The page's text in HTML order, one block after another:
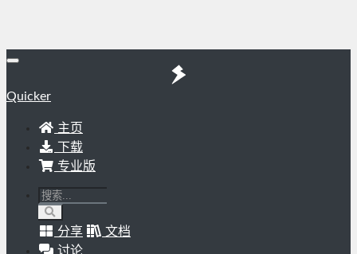
Quicker
主页
下载
专业版
分享
文档
讨论